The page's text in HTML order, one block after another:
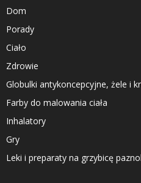
Dom
Porady
Ciało
Zdrowie
Globulki antykoncepcyjne, żele i
Farby do malowania ciała
Inhalatory
Gry
Leki i preparaty na grzybicę